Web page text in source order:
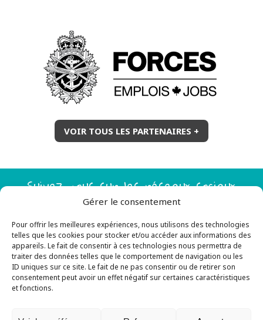
Gérer le consentement
Pour offrir les meilleures expériences, nous utilisons des technologies
telles que les cookies pour stocker et/ou accéder aux informations des
appareils. Le fait de consentir à ces technologies nous permettra de
traiter des données telles que le comportement de navigation ou les
ID uniques sur ce site. Le fait de ne pas consentir ou de retirer son
consentement peut avoir un effet négatif sur certaines caractéristiques
et fonctions.
VOIR TOUS LES PARTENAIRES +
Suivez-nous sur les réseaux sociaux